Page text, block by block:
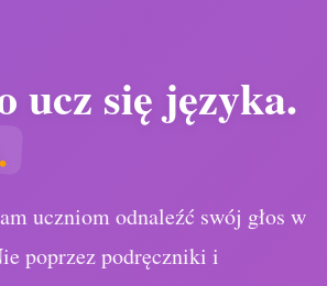
uczniom odnaleźć swój głos w
poprzez podręczniki i
ale poprzez prawdziwe
dla nich ważne.